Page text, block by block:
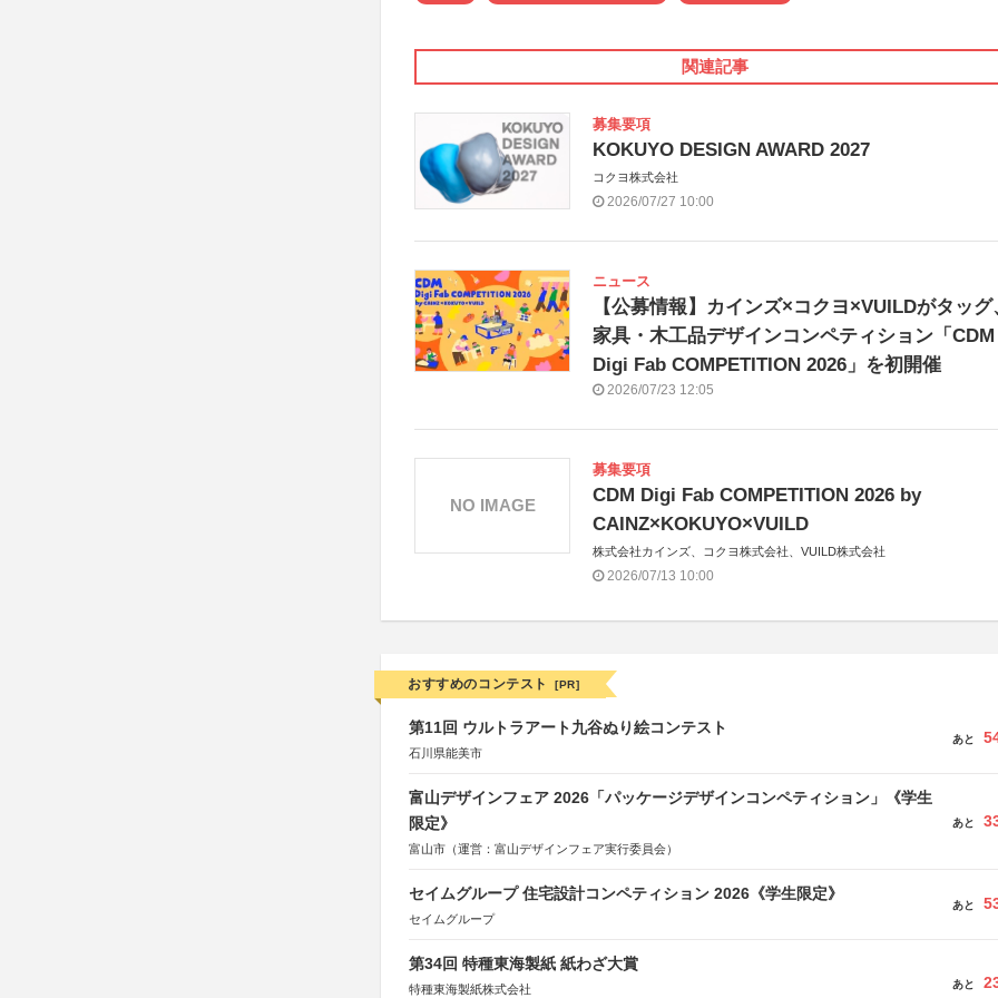
関連記事
募集要項
KOKUYO DESIGN AWARD 2027
コクヨ株式会社
2026/07/27 10:00
ニュース
【公募情報】カインズ×コクヨ×VUILDがタッグ
家具・木工品デザインコンペティション「CDM
Digi Fab COMPETITION 2026」を初開催
2026/07/23 12:05
募集要項
CDM Digi Fab COMPETITION 2026 by
CAINZ×KOKUYO×VUILD
株式会社カインズ、コクヨ株式会社、VUILD株式会社
2026/07/13 10:00
NO IMAGE
おすすめのコンテスト [PR]
第11回 ウルトラアート九谷ぬり絵コンテスト
石川県能美市
あと
富山デザインフェア 2026「パッケージデザインコンペティション」《学生
限定》
富山市（運営：富山デザインフェア実行委員会）
あと
セイムグループ 住宅設計コンペティション 2026《学生限定》
セイムグループ
あと
第34回 特種東海製紙 紙わざ大賞
特種東海製紙株式会社 あと